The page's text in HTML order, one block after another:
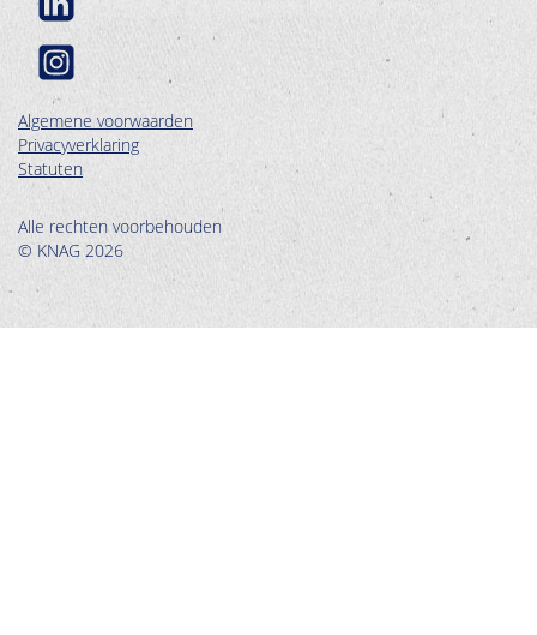
Algemene voorwaarden
Privacyverklaring
Statuten
Alle rechten voorbehouden
© KNAG 2026